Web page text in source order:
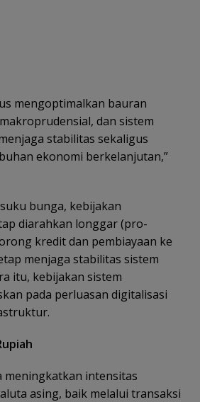
mengoptimalkan bauran
dan sistem
stabilitas sekaligus
ekonomi berkelanjutan,”
bunga, kebijakan
diarahkan longgar (pro-
kredit dan pembiayaan ke
menjaga stabilitas sistem
itu, kebijakan sistem
pada perluasan digitalisasi
meningkatkan intensitas
asing, baik melalui transaksi